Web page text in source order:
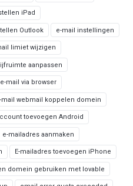
iPad
Outlook e-mail instellingen
limiet wijzigen
aanpassen
e-mail via browser
mail webmail koppelen domein
toevoegen Android
e-mailadres aanmaken
E-mailadres toevoegen iPhone
domein gebruiken met lovable